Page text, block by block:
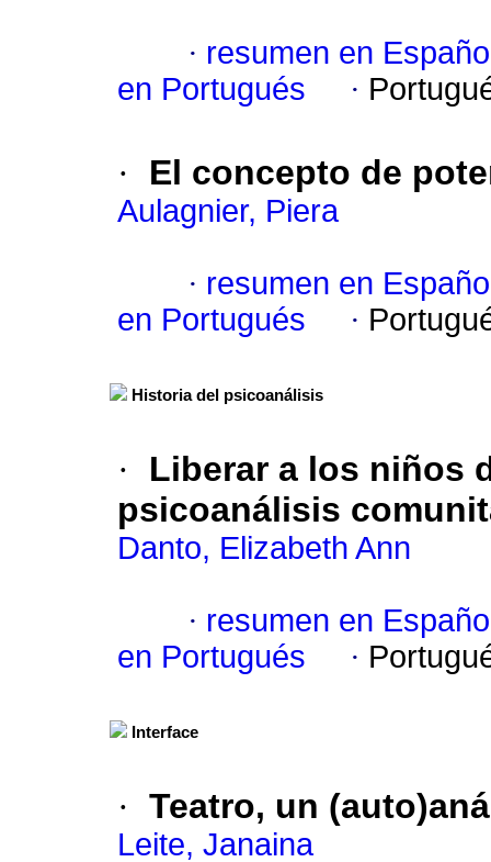
· resumen en
en Portugués
·
· El concepto de
Aulagnier, Piera
· resumen en
en Portugués
·
Historia del psicoanálisis
·
Liberar a los niños
psicoanálisis
Danto, Elizabeth Ann
· resumen en
en Portugués
·
Interface
· Teatro, un
Leite, Janaina